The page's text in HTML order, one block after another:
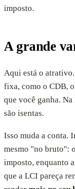
imposto.
A grande
Aqui está o
fixa, como o CDB,
que você ganha.
são isentas.
Isso muda a conta.
mesmo "no bruto":
imposto, enquanto
que a LCI pareça